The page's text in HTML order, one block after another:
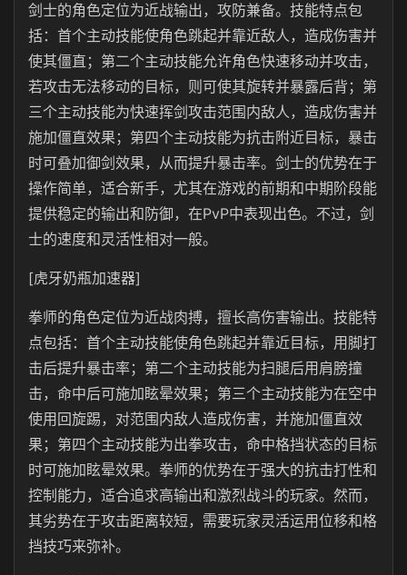
剑士的角色定位为近战输出，攻防兼备。技能特点包
括：首个主动技能使角色跳起并靠近敌人，造成伤害并
使其僵直；第二个主动技能允许角色快速移动并攻击，
若攻击无法移动的目标，则可使其旋转并暴露后背；第
三个主动技能为快速挥剑攻击范围内敌人，造成伤害并
施加僵直效果；第四个主动技能为抗击附近目标，暴击
时可叠加御剑效果，从而提升暴击率。剑士的优势在于
操作简单，适合新手，尤其在游戏的前期和中期阶段能
提供稳定的输出和防御，在PvP中表现出色。不过，剑
士的速度和灵活性相对一般。
[虎牙奶瓶加速器]
拳师的角色定位为近战肉搏，擅长高伤害输出。技能特
点包括：首个主动技能使角色跳起并靠近目标，用脚打
击后提升暴击率；第二个主动技能为扫腿后用肩膀撞
击，命中后可施加眩晕效果；第三个主动技能为在空中
使用回旋踢，对范围内敌人造成伤害，并施加僵直效
果；第四个主动技能为出拳攻击，命中格挡状态的目标
时可施加眩晕效果。拳师的优势在于强大的抗击打性和
控制能力，适合追求高输出和激烈战斗的玩家。然而，
其劣势在于攻击距离较短，需要玩家灵活运用位移和格
挡技巧来弥补。